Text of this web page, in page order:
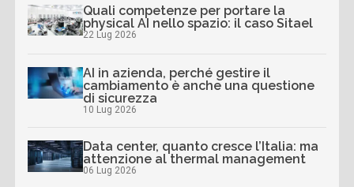
Quali competenze per portare la
physical AI nello spazio: il caso Sitael
22 Lug 2026
AI in azienda, perché gestire il
cambiamento è anche una questione
di sicurezza
10 Lug 2026
Data center, quanto cresce l’Italia: ma
attenzione al thermal management
06 Lug 2026